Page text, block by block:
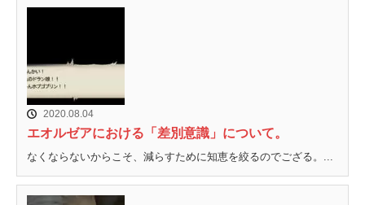
2020.08.04
エオルゼアにおける「差別意識」について。
なくならないからこそ、減らすために知恵を絞るのでござる。...